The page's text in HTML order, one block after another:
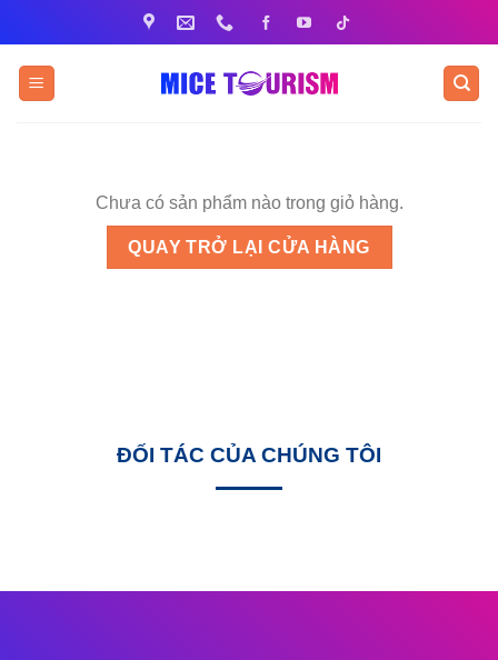
qua
nội
dung
Chưa có sản phẩm nào trong giỏ hàng.
QUAY TRỞ LẠI CỬA HÀNG
ĐỐI TÁC CỦA CHÚNG TÔI